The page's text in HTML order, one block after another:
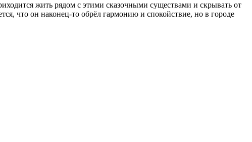
жить рядом с этими сказочными существами и скрывать от
что он наконец-то обрёл гармонию и спокойствие, но в городе